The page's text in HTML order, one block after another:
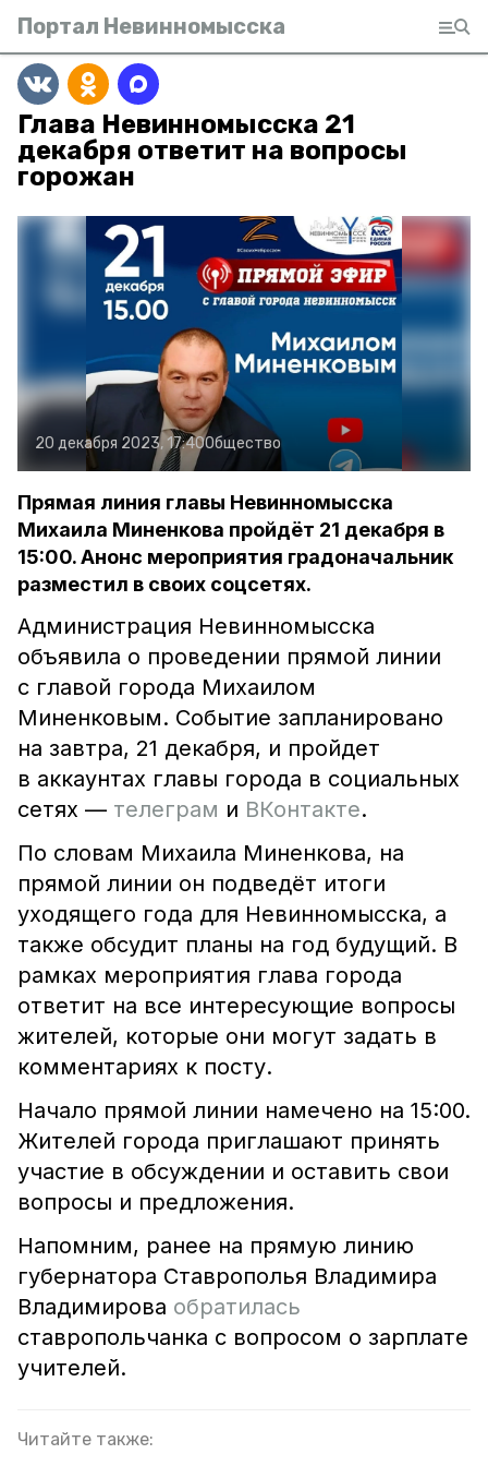
Портал Невинномысска
Глава Невинномысска 21
декабря ответит на вопросы
горожан
20 декабря 2023, 17:40Общество
Прямая линия главы Невинномысска
Михаила Миненкова пройдёт 21 декабря в
15:00. Анонс мероприятия градоначальник
разместил в своих соцсетях.
Администрация Невинномысска
объявила о проведении прямой линии
с главой города Михаилом
Миненковым. Событие запланировано
на завтра, 21 декабря, и пройдет
в аккаунтах главы города в социальных
сетях — телеграм и ВКонтакте.
По словам Михаила Миненкова, на
прямой линии он подведёт итоги
уходящего года для Невинномысска, а
также обсудит планы на год будущий. В
рамках мероприятия глава города
ответит на все интересующие вопросы
жителей, которые они могут задать в
комментариях к посту.
Начало прямой линии намечено на 15:00.
Жителей города приглашают принять
участие в обсуждении и оставить свои
вопросы и предложения.
Напомним, ранее на прямую линию
губернатора Ставрополья Владимира
Владимирова обратилась
ставропольчанка с вопросом о зарплате
учителей.
Читайте также: